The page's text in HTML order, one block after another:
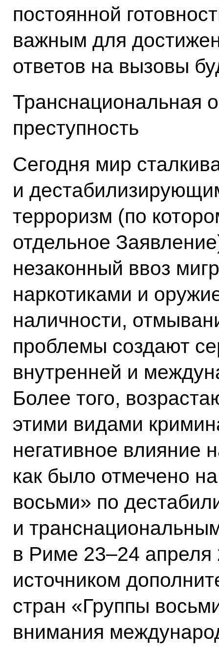
постоянной
важным для
ответов на вызовы
Транснациональная
преступность
Сегодня мир
и
терроризм (по
отдельное
незаконный ввоз
наркотиками и
наличности,
проблемы создают
внутренней и
Более того,
этими видами
негативное влияние
как было отмечено
восьми» по
и
в Риме 23–24 апреля
источником
стран «Группы
внимания